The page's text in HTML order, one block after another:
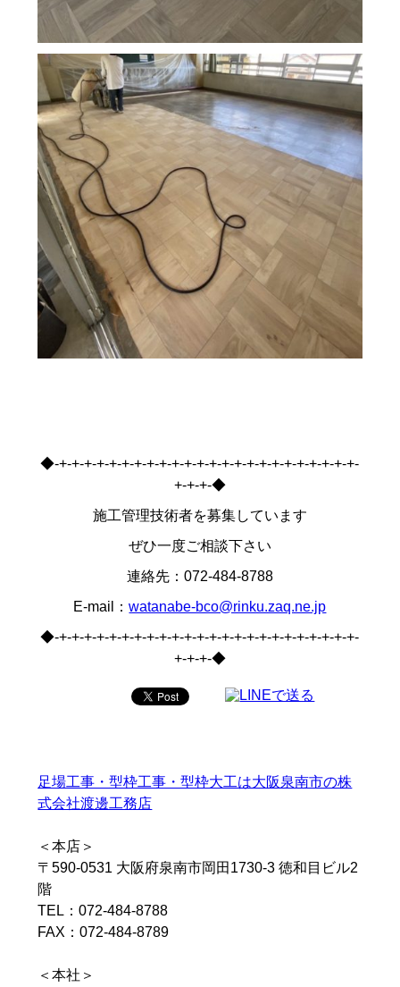
◆-+-+-+-+-+-+-+-+-+-+-+-+-+-+-+-+-+-+-+-+-+-+-+-+-
+-+-+-◆
施工管理技術者を募集しています
ぜひ一度ご相談下さい
連絡先：072-484-8788
E-mail：watanabe-bco@rinku.zaq.ne.jp
◆-+-+-+-+-+-+-+-+-+-+-+-+-+-+-+-+-+-+-+-+-+-+-+-+-
+-+-+-◆
足場工事・型枠工事・型枠大工は大阪泉南市の株
式会社渡邊工務店
＜本店＞
〒590-0531 大阪府泉南市岡田1730-3 徳和目ビル2
階
TEL：072-484-8788
FAX：072-484-8789
＜本社＞